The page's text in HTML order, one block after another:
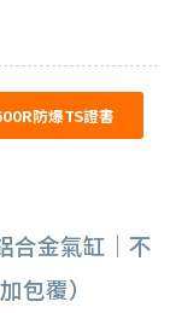
防爆TS證書
合金氣缸｜不
包覆）